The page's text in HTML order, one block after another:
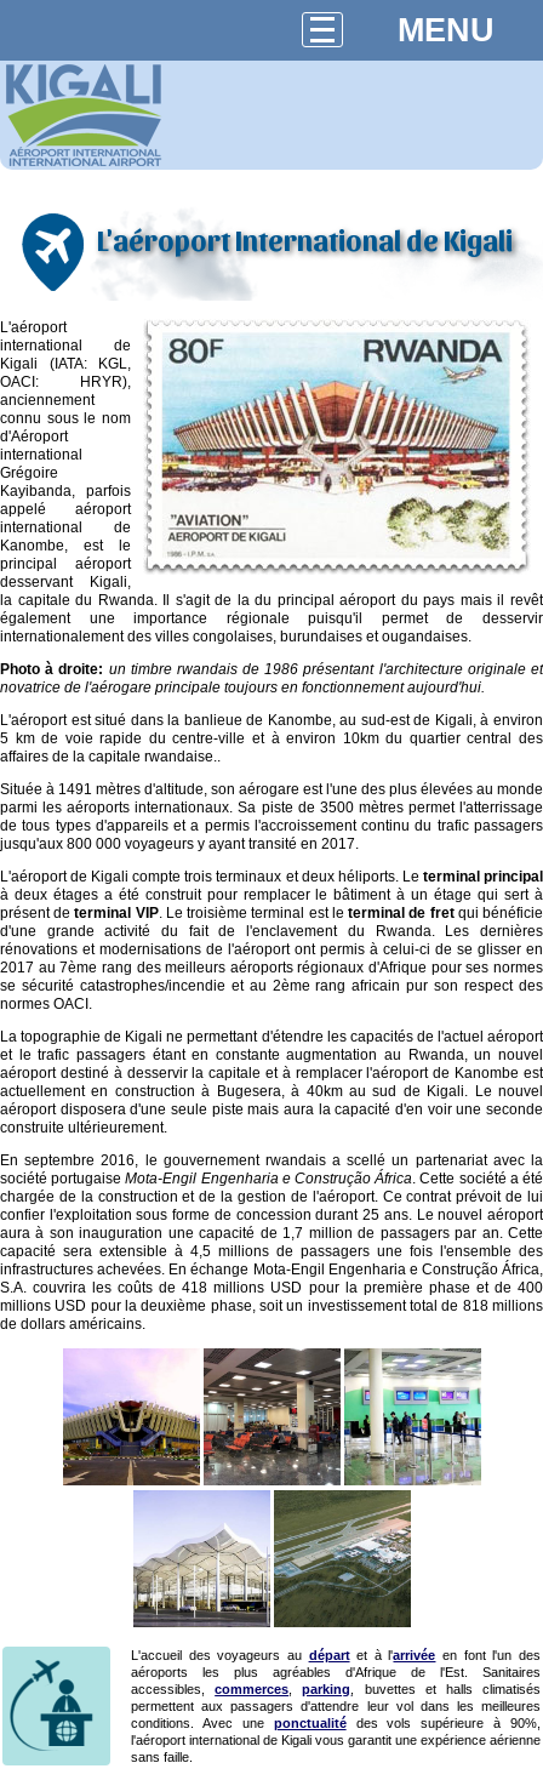
MENU
L'aéroport International de Kigali
L'aéroport
international de
Kigali (IATA: KGL,
OACI: HRYR),
anciennement
connu sous le nom
d'Aéroport
international
Grégoire
Kayibanda, parfois
appelé aéroport
international de
Kanombe, est le
principal aéroport
desservant Kigali,
la capitale du Rwanda. Il s'agit de la du principal aéroport du pays mais il revêt
également une importance régionale puisqu'il permet de desservir
internationalement des villes congolaises, burundaises et ougandaises.
Photo à droite: un timbre rwandais de 1986 présentant l'architecture originale et
novatrice de l'aérogare principale toujours en fonctionnement aujourd'hui.
L'aéroport est situé dans la banlieue de Kanombe, au sud-est de Kigali, à environ
5 km de voie rapide du centre-ville et à environ 10km du quartier central des
affaires de la capitale rwandaise..
Située à 1491 mètres d'altitude, son aérogare est l'une des plus élevées au monde
parmi les aéroports internationaux. Sa piste de 3500 mètres permet l'atterrissage
de tous types d'appareils et a permis l'accroissement continu du trafic passagers
jusqu'aux 800 000 voyageurs y ayant transité en 2017.
L'aéroport de Kigali compte trois terminaux et deux héliports. Le terminal principal
à deux étages a été construit pour remplacer le bâtiment à un étage qui sert à
présent determinal VIP. Le troisième terminal est leterminal de fretqui bénéficie
d'une grande activité du fait de l'enclavement du Rwanda. Les dernières
rénovations et modernisations de l'aéroport ont permis à celui-ci de se glisser en
2017 au 7ème rang des meilleurs aéroports régionaux d'Afrique pour ses normes
se sécurité catastrophes/incendie et au 2ème rang africain pur son respect des
normes OACI.
La topographie de Kigali ne permettant d'étendre les capacités de l'actuel aéroport
et le trafic passagers étant en constante augmentation au Rwanda, un nouvel
aéroport destiné à desservir la capitale et à remplacer l'aéroport de Kanombe est
actuellement en construction à Bugesera, à 40km au sud de Kigali. Le nouvel
aéroport disposera d'une seule piste mais aura la capacité d'en voir une seconde
construite ultérieurement.
En septembre 2016, le gouvernement rwandais a scellé un partenariat avec la
société portugaiseMota-Engil Engenharia e Construção África. Cette société a été
chargée de la construction et de la gestion de l'aéroport. Ce contrat prévoit de lui
confier l'exploitation sous forme de concession durant 25 ans. Le nouvel aéroport
aura à son inauguration une capacité de 1,7 million de passagers par an. Cette
capacité sera extensible à 4,5 millions de passagers une fois l'ensemble des
infrastructures achevées. En échange Mota-Engil Engenharia e Construção África,
S.A. couvrira les coûts de 418 millions USD pour la première phase et de 400
millions USD pour la deuxième phase, soit un investissement total de 818 millions
de dollars américains.
L'accueil des voyageurs au départet à l'arrivée en font l'un des
aéroports les plus agréables d'Afrique de l'Est. Sanitaires
accessibles,commerces ,parking
, buvettes et halls climatisés
permettent aux passagers d'attendre leur vol dans les meilleures
conditions. Avec une ponctualitédes vols supérieure à 90%,
l'aéroport international de Kigali vous garantit une expérience aérienne
sans faille.